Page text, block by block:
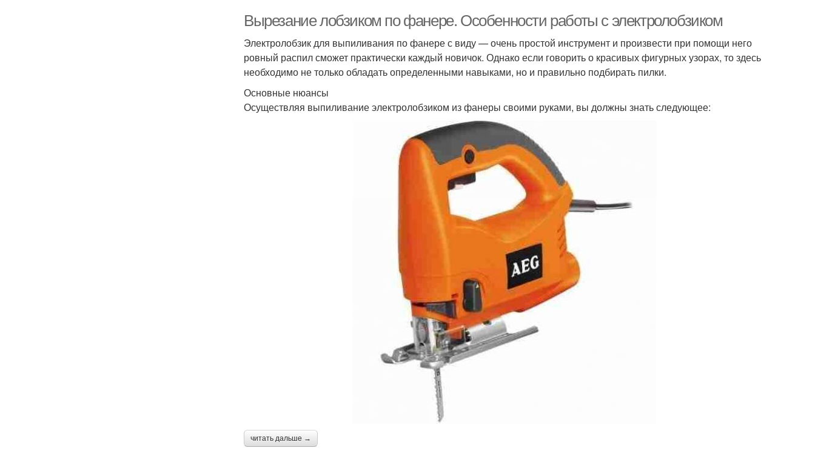
Вырезание лобзиком по фанере. Особенности работы с электролобзиком
Электролобзик для выпиливания по фанере с виду — очень простой инструмент и произвести при помощи него
ровный распил сможет практически каждый новичок. Однако если говорить о красивых фигурных узорах, то здесь
необходимо не только обладать определенными навыками, но и правильно подбирать пилки.
Основные нюансы
Осуществляя выпиливание электролобзиком из фанеры своими руками, вы должны знать следующее:
читать дальше →